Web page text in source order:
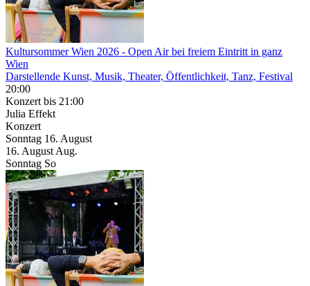
Kultursommer Wien 2026 - Open Air bei freiem Eintritt in ganz
Wien
Darstellende Kunst, Musik, Theater, Öffentlichkeit, Tanz, Festival
20:00
Konzert bis 21:00
Julia Effekt
Konzert
Sonntag 16. August
16. August Aug.
Sonntag So